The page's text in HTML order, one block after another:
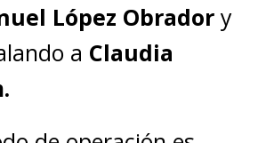
López Obrador y
a Claudia